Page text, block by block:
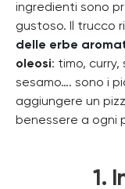
ingredienti sono
gustoso. Il trucco
delle erbe
oleosi: timo,
sesamo…. sono i
aggiungere un
benessere a ogni
1.